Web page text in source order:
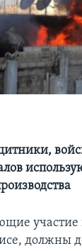
участие
должны